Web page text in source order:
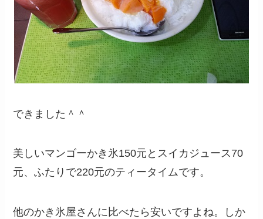
できました＾＾
美しいマンゴーかき氷150元とスイカジュース70
元、ふたりで220元のティータイムです。
他のかき氷屋さんに比べたら安いですよね。しか